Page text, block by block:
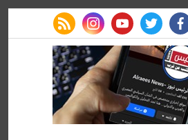
facebook
twitter
youtube
instagram
rss feed